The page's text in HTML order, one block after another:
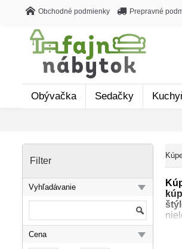
Obchodné podmienky Prepravné
Obývačka Sedačky
Filter
Vyhľadávanie
Cena